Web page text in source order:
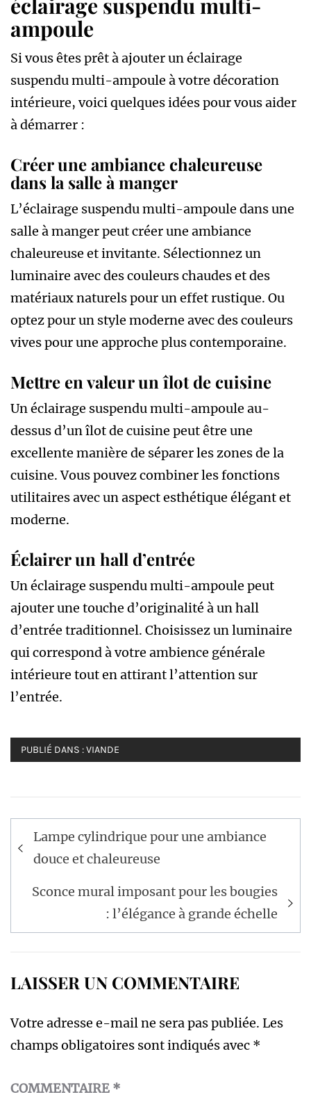
éclairage suspendu multi-
ampoule
Si vous êtes prêt à ajouter un éclairage
suspendu multi-ampoule à votre décoration
intérieure, voici quelques idées pour vous aider
à démarrer :
Créer une ambiance chaleureuse
dans la salle à manger
L’éclairage suspendu multi-ampoule dans une
salle à manger peut créer une ambiance
chaleureuse et invitante. Sélectionnez un
luminaire avec des couleurs chaudes et des
matériaux naturels pour un effet rustique. Ou
optez pour un style moderne avec des couleurs
vives pour une approche plus contemporaine.
Mettre en valeur un îlot de cuisine
Un éclairage suspendu multi-ampoule au-
dessus d’un îlot de cuisine peut être une
excellente manière de séparer les zones de la
cuisine. Vous pouvez combiner les fonctions
utilitaires avec un aspect esthétique élégant et
moderne.
Éclairer un hall d’entrée
Un éclairage suspendu multi-ampoule peut
ajouter une touche d’originalité à un hall
d’entrée traditionnel. Choisissez un luminaire
qui correspond à votre ambience générale
intérieure tout en attirant l’attention sur
l’entrée.
PUBLIÉ DANS :VIANDE
Navigation
de
Lampe cylindrique pour une ambiance
douce et chaleureuse
Sconce mural imposant pour les bougies
: l’élégance à grande échelle
LAISSER UN COMMENTAIRE
Votre adresse e-mail ne sera pas publiée. Les
champs obligatoires sont indiqués avec *
COMMENTAIRE *